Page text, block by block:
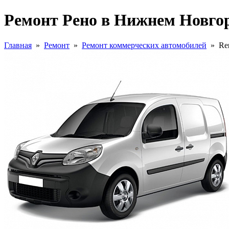
Ремонт Рено в Нижнем
Главная » Ремонт » Ремонт коммерческих автомобилей »